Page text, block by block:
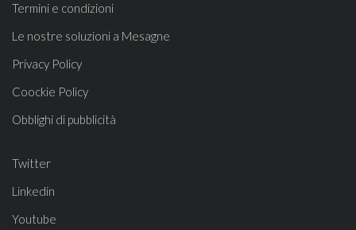
Termini e condizioni
Le nostre soluzioni a Mesagne
Privacy Policy
Coockie Policy
Obblighi di pubblicità
Twitter
Linkedin
Youtube